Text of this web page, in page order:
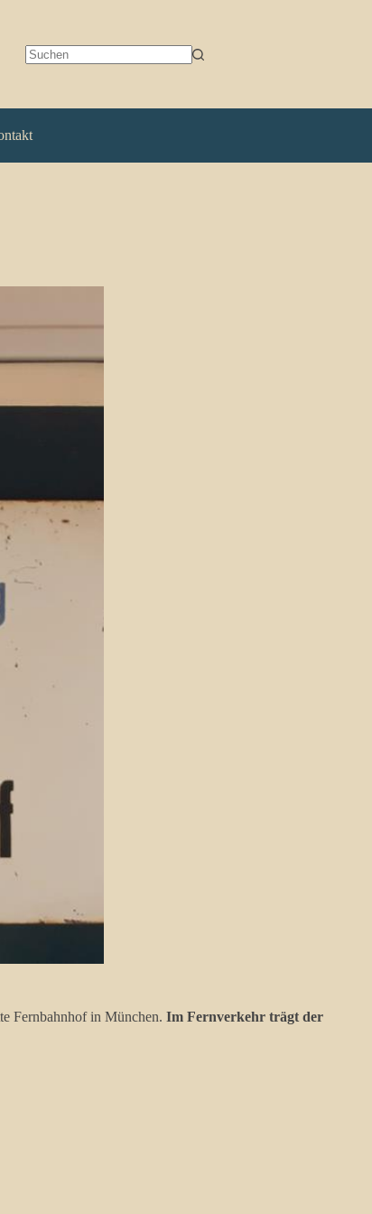
Fernbahnhof in München. Im Fernverkehr trägt der